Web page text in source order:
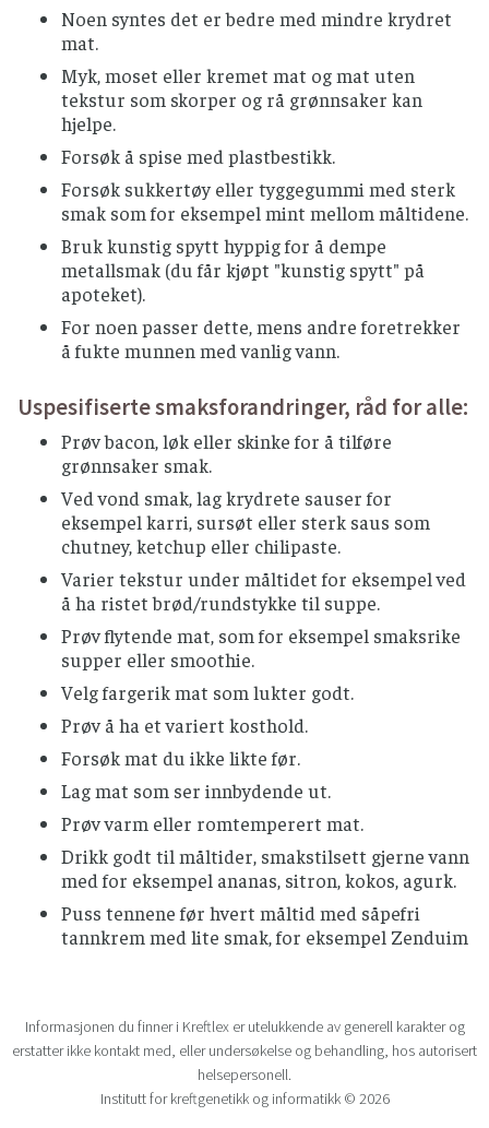
Noen syntes det er bedre med mindre krydret
mat.
Myk, moset eller kremet mat og mat uten
tekstur som skorper og rå grønnsaker kan
hjelpe.
Forsøk å spise med plastbestikk.
Forsøk sukkertøy eller tyggegummi med sterk
smak som for eksempel mint mellom måltidene.
Bruk kunstig spytt hyppig for å dempe
metallsmak (du får kjøpt "kunstig spytt" på
apoteket).
For noen passer dette, mens andre foretrekker
å fukte munnen med vanlig vann.
Uspesifiserte smaksforandringer, råd for alle:
Prøv bacon, løk eller skinke for å tilføre
grønnsaker smak.
Ved vond smak, lag krydrete sauser for
eksempel karri, sursøt eller sterk saus som
chutney, ketchup eller chilipaste.
Varier tekstur under måltidet for eksempel ved
å ha ristet brød/rundstykke til suppe.
Prøv flytende mat, som for eksempel smaksrike
supper eller smoothie.
Velg fargerik mat som lukter godt.
Prøv å ha et variert kosthold.
Forsøk mat du ikke likte før.
Lag mat som ser innbydende ut.
Prøv varm eller romtemperert mat.
Drikk godt til måltider, smakstilsett gjerne vann
med for eksempel ananas, sitron, kokos, agurk.
Puss tennene før hvert måltid med såpefri
tannkrem med lite smak, for eksempel Zenduim
Informasjonen du finner i Kreftlex er utelukkende av generell karakter og
erstatter ikke kontakt med, eller undersøkelse og behandling, hos autorisert
helsepersonell.
Institutt for kreftgenetikk og informatikk © 2026